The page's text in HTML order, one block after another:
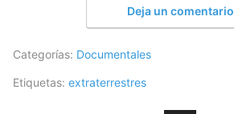
Deja un comentario
Categorías: Documentales
Etiquetas: extraterrestres